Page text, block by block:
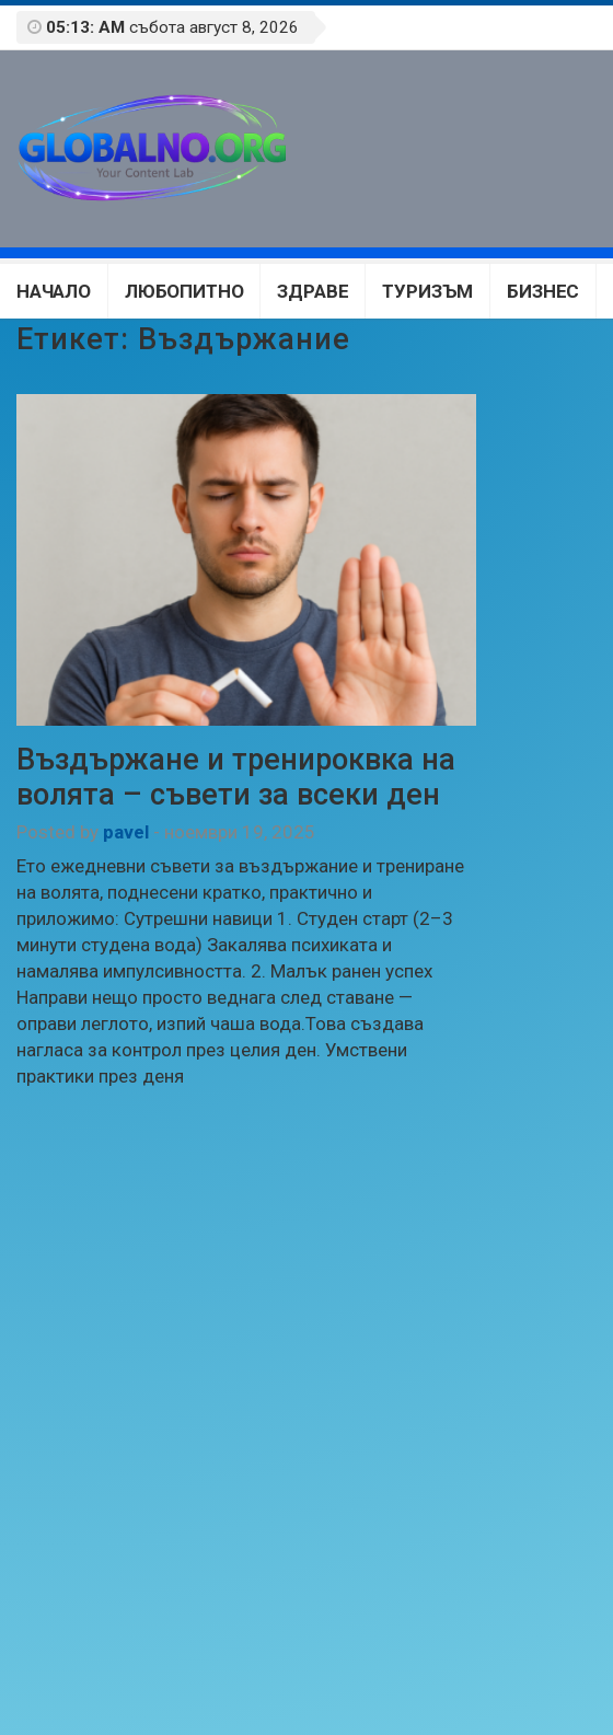
05:13: AM събота август 8, 2026
НАЧАЛО ЛЮБОПИТНО ЗДРАВЕ ТУРИЗЪМ БИЗНЕС
Етикет: Въздържание
Въздържане и тренироквка на
волята – съвети за всеки ден
Posted by pavel - ноември 19, 2025
Ето ежедневни съвети за въздържание и трениране
на волята, поднесени кратко, практично и
приложимо: Сутрешни навици 1. Студен старт (2–3
минути студена вода) Закалява психиката и
намалява импулсивността. 2. Малък ранен успех
Направи нещо просто веднага след ставане —
оправи леглото, изпий чаша вода.Това създава
нагласа за контрол през целия ден. Умствени
практики през деня